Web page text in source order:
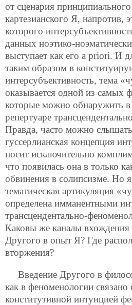
от сценария
картезианского Я, напротив,
которого
данных ноэтико-
выступает как его a priori. И
таким образом в
интерсубъективность, тема
оказывается одной из самых
которые можно обнаружить в
репертуаре
Правда, часто можно
гуссерлианская концепция
носит исключительно
что появилась она в только
обвинения в солипсизме. Но
тематическая артикуляция
определена имманентными
трансцендентально-
Каковы же каналы
Другого в опыт Я? Где
вторжения?
Введение Другого в
как в феноменологии связано
конститутивной интуицией